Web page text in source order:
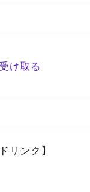
け取る
リンク】